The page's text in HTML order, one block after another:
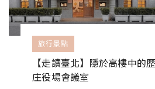
旅行景點
【走讀臺北】隱於高樓中的
庄役場會議室